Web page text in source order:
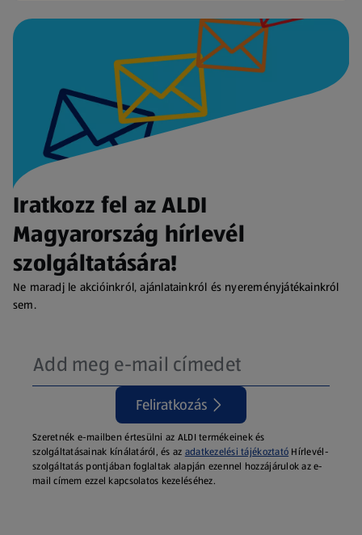
Iratkozz fel az ALDI
Magyarország hírlevél
szolgáltatására!
Ne maradj le akcióinkról, ajánlatainkról és nyereményjátékainkról
sem.
Feliratkozás
Szeretnék e-mailben értesülni az ALDI termékeinek és
szolgáltatásainak kínálatáról, és az adatkezelési tájékoztató Hírlevél-
szolgáltatás pontjában foglaltak alapján ezennel hozzájárulok az e-
mail címem ezzel kapcsolatos kezeléséhez.